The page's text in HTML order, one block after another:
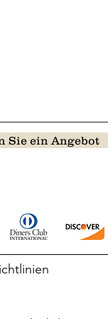
Sie ein Angebot